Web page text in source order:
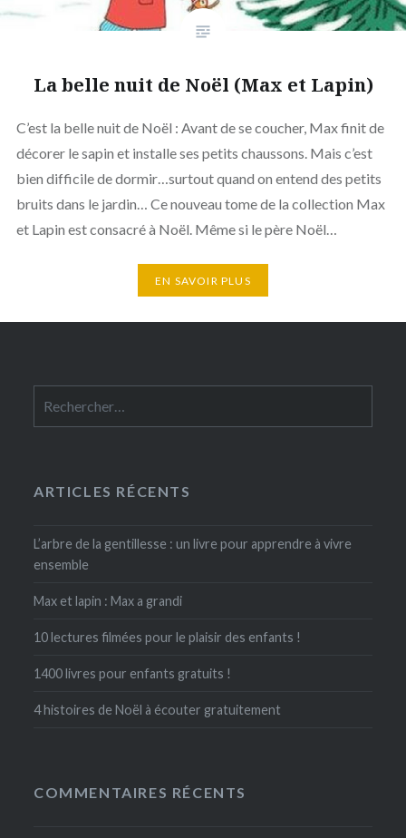
La belle nuit de Noël (Max et Lapin)
C’est la belle nuit de Noël : Avant de se coucher, Max finit de
décorer le sapin et installe ses petits chaussons. Mais c’est
bien difficile de dormir…surtout quand on entend des petits
bruits dans le jardin… Ce nouveau tome de la collection Max
et Lapin est consacré à Noël. Même si le père Noël…
EN SAVOIR PLUS
ARTICLES RÉCENTS
L’arbre de la gentillesse : un livre pour apprendre à vivre
ensemble
Max et lapin : Max a grandi
10 lectures filmées pour le plaisir des enfants !
1400 livres pour enfants gratuits !
4 histoires de Noël à écouter gratuitement
COMMENTAIRES RÉCENTS